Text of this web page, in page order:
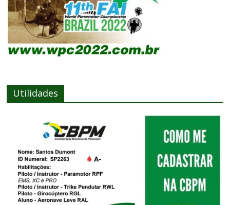
Utilidades